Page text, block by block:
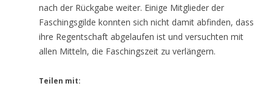
nach der Rückgabe weiter. Einige Mitglieder der
Faschingsgilde konnten sich nicht damit abfinden, dass
ihre Regentschaft abgelaufen ist und versuchten mit
allen Mitteln, die Faschingszeit zu verlängern.
Teilen mit: